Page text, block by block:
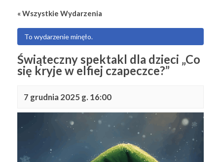
« Wszystkie Wydarzenia
To wydarzenie minęło.
Świąteczny spektakl dla dzieci „Co
się kryje w elfiej czapeczce?”
7 grudnia 2025 g. 16:00